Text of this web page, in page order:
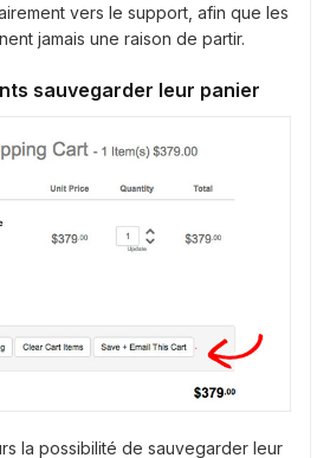
vers le support, afin que les
jamais une raison de partir.
sauvegarder leur panier
la possibilité de sauvegarder leur